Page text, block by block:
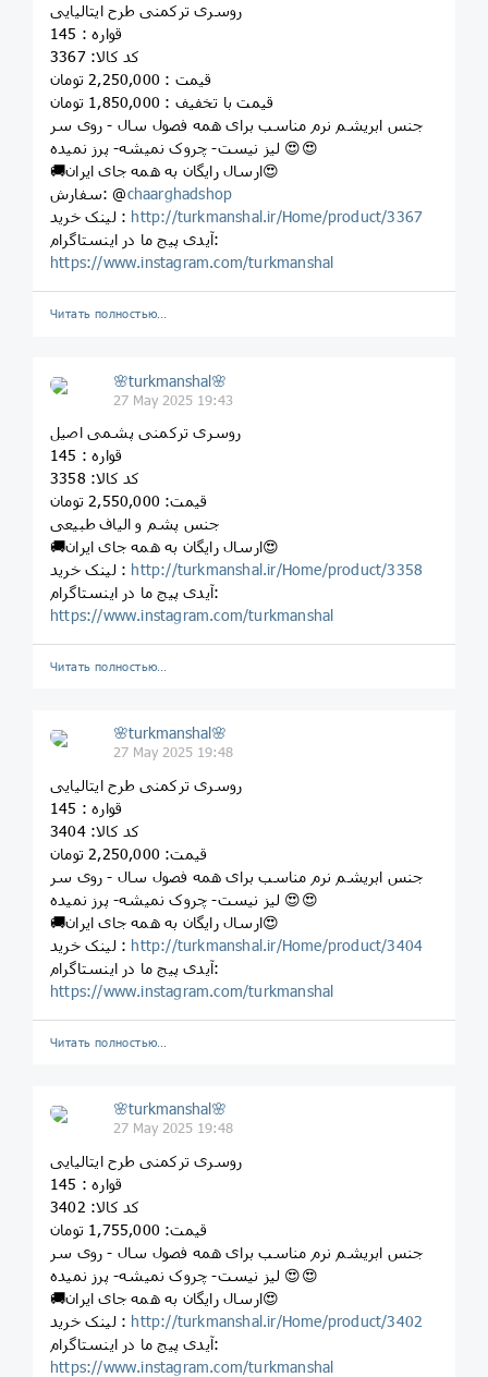
روسری ترکمنی طرح ایتالیایی
قواره : 145
کد کالا: 3367
قیمت : 2,250,000 تومان
قیمت با تخفیف : 1,850,000 تومان
جنس ابریشم نرم مناسب برای همه فصول سال - روی سر
لیز نیست- چروک نمیشه- پرز نمیده 😍😍
🚚ارسال رایگان به همه جای ایران😍
سفارش: @chaarghadshop
لینک خرید : http://turkmanshal.ir/Home/product/3367
آیدی پیج ما در اینستاگرام:
https://www.instagram.com/turkmanshal
Читать полностью…
🌸turkmanshal🌸
27 May 2025 19:43
روسری ترکمنی پشمی اصیل
قواره : 145
کد کالا: 3358
قیمت: 2,550,000 تومان
جنس پشم و الیاف طبیعی
🚚ارسال رایگان به همه جای ایران😍
لینک خرید : http://turkmanshal.ir/Home/product/3358
آیدی پیج ما در اینستاگرام:
https://www.instagram.com/turkmanshal
Читать полностью…
🌸turkmanshal🌸
27 May 2025 19:48
روسری ترکمنی طرح ایتالیایی
قواره : 145
کد کالا: 3404
قیمت: 2,250,000 تومان
جنس ابریشم نرم مناسب برای همه فصول سال - روی سر
لیز نیست- چروک نمیشه- پرز نمیده 😍😍
🚚ارسال رایگان به همه جای ایران😍
لینک خرید : http://turkmanshal.ir/Home/product/3404
آیدی پیج ما در اینستاگرام:
https://www.instagram.com/turkmanshal
Читать полностью…
🌸turkmanshal🌸
27 May 2025 19:48
روسری ترکمنی طرح ایتالیایی
قواره : 145
کد کالا: 3402
قیمت: 1,755,000 تومان
جنس ابریشم نرم مناسب برای همه فصول سال - روی سر
لیز نیست- چروک نمیشه- پرز نمیده 😍😍
🚚ارسال رایگان به همه جای ایران😍
لینک خرید : http://turkmanshal.ir/Home/product/3402
آیدی پیج ما در اینستاگرام:
https://www.instagram.com/turkmanshal